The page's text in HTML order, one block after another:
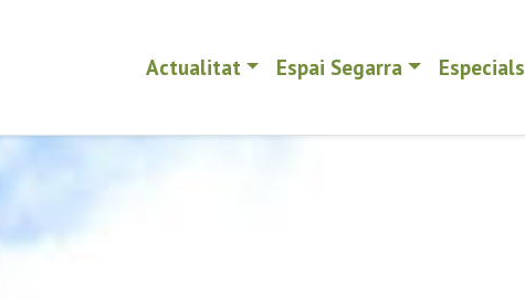
Actualitat Espai Segarra Especials